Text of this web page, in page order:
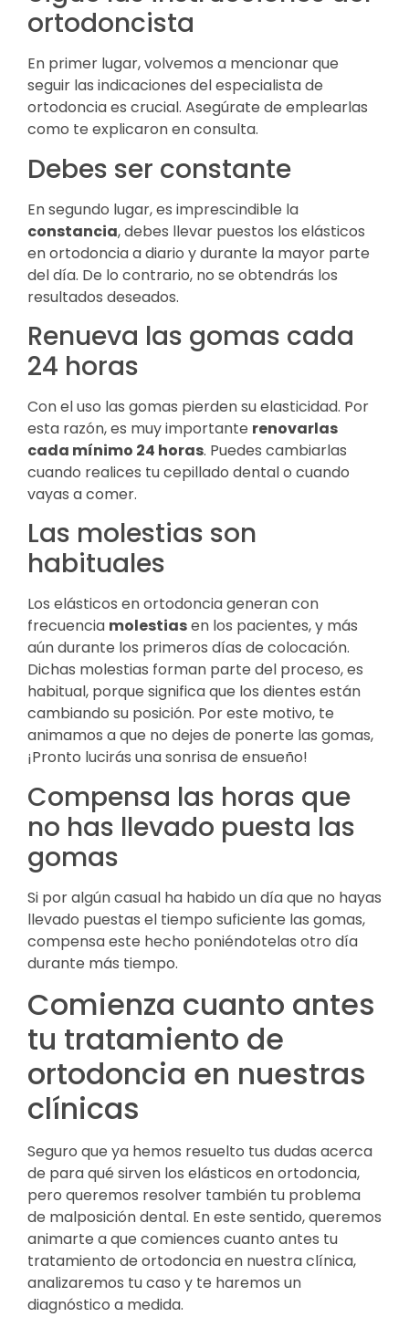
ortodoncista
En primer lugar, volvemos a mencionar que
seguir las indicaciones del especialista de
ortodoncia es crucial. Asegúrate de emplearlas
como te explicaron en consulta.
Debes ser constante
En segundo lugar, es imprescindible la
constancia, debes llevar puestos los elásticos
en ortodoncia a diario y durante la mayor parte
del día. De lo contrario, no se obtendrás los
resultados deseados.
Renueva las gomas cada
24 horas
Con el uso las gomas pierden su elasticidad. Por
esta razón, es muy importante renovarlas
cada mínimo 24 horas. Puedes cambiarlas
cuando realices tu cepillado dental o cuando
vayas a comer.
Las molestias son
habituales
Los elásticos en ortodoncia generan con
frecuencia molestiasen los pacientes, y más
aún durante los primeros días de colocación.
Dichas molestias forman parte del proceso, es
habitual, porque significa que los dientes están
cambiando su posición. Por este motivo, te
animamos a que no dejes de ponerte las gomas,
¡Pronto lucirás una sonrisa de ensueño!
Compensa las horas que
no has llevado puesta las
gomas
Si por algún casual ha habido un día que no hayas
llevado puestas el tiempo suficiente las gomas,
compensa este hecho poniéndotelas otro día
durante más tiempo.
Comienza cuanto antes
tu tratamiento de
ortodoncia en nuestras
clínicas
Seguro que ya hemos resuelto tus dudas acerca
de para qué sirven los elásticos en ortodoncia,
pero queremos resolver también tu problema
de malposición dental. En este sentido, queremos
animarte a que comiences cuanto antes tu
tratamiento de ortodoncia en nuestra clínica,
analizaremos tu caso y te haremos un
diagnóstico a medida.